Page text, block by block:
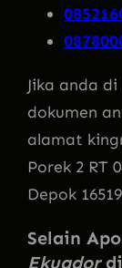
Jika anda
dokumen
alamat
Porek 2 RT
Depok
Selain
Ekuador